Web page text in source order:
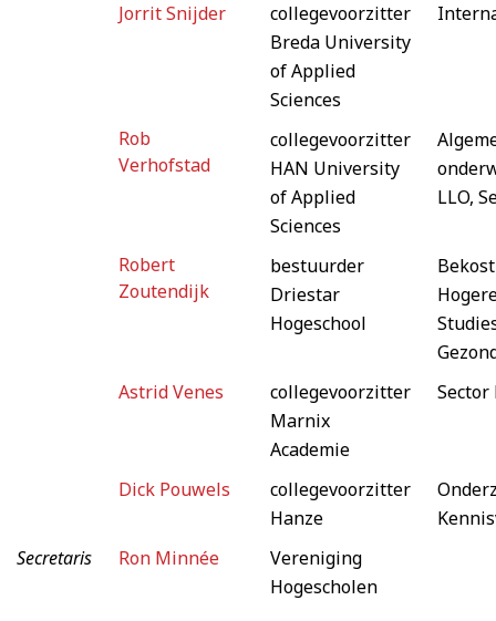
Jorrit Snijder
collegevoorzitter
Breda University
of Applied
Sciences
Rob
Verhofstad
collegevoorzitter
HAN University
of Applied
Sciences
LLO,
Robert
Zoutendijk
bestuurder
Driestar
Hogeschool
Astrid Venes
collegevoorzitter
Marnix
Academie
Dick Pouwels
collegevoorzitter
Hanze
Secretaris
Ron Minnée
Vereniging
Hogescholen